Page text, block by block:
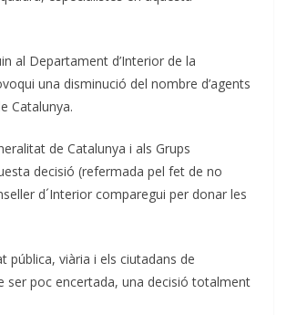
al Departament d’Interior de la
una disminució del nombre d’agents
Catalunya.
de Catalunya i als Grups
decisió (refermada pel fet de no
d´Interior comparegui per donar les
pública, viària i els ciutadans de
ser poc encertada, una decisió totalment